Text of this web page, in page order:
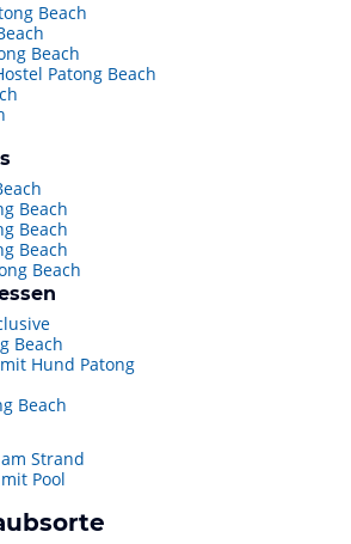
Beach
Beach
Patong Beach
Beach
Beach
Beach
Beach
Beach
Hund Patong
Beach
Strand
Pool